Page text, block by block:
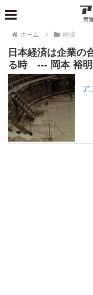
ホーム 経済
日本経済は企業の
る時 --- 岡本 裕明
ア